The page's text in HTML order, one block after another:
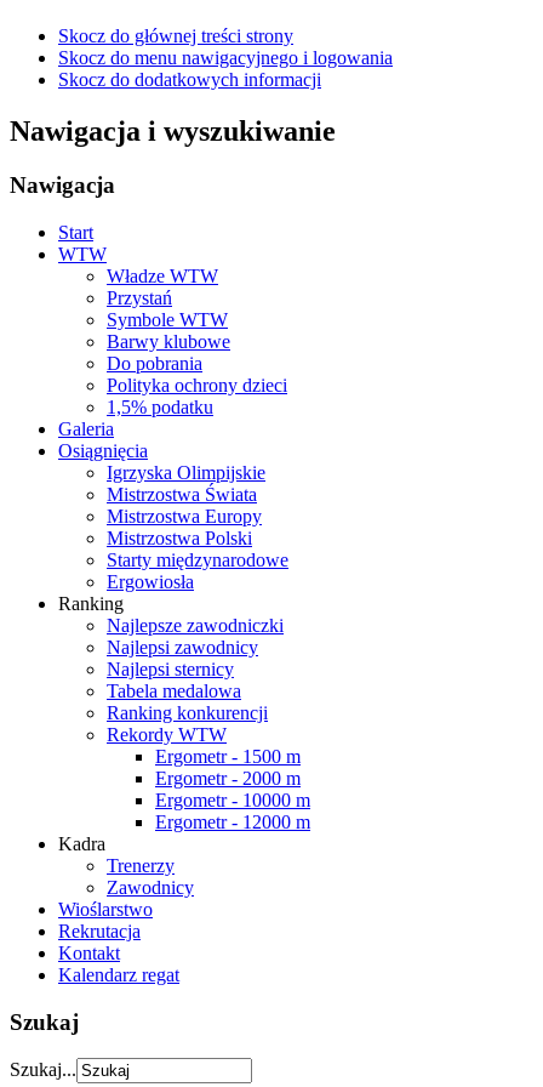
Skocz do głównej treści strony
Skocz do menu nawigacyjnego i logowania
Skocz do dodatkowych informacji
Nawigacja i wyszukiwanie
Nawigacja
Start
WTW
Władze WTW
Przystań
Symbole WTW
Barwy klubowe
Do pobrania
Polityka ochrony dzieci
1,5% podatku
Galeria
Osiągnięcia
Igrzyska Olimpijskie
Mistrzostwa Świata
Mistrzostwa Europy
Mistrzostwa Polski
Starty międzynarodowe
Ergowiosła
Ranking
Najlepsze zawodniczki
Najlepsi zawodnicy
Najlepsi sternicy
Tabela medalowa
Ranking konkurencji
Rekordy WTW
Ergometr - 1500 m
Ergometr - 2000 m
Ergometr - 10000 m
Ergometr - 12000 m
Kadra
Trenerzy
Zawodnicy
Wioślarstwo
Rekrutacja
Kontakt
Kalendarz regat
Szukaj
Szukaj...